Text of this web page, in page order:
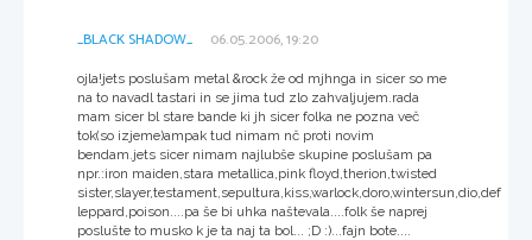
_BLACK SHADOW_ 06.05.2006, 19:20
ojla!jets poslušam metal &rock že od mjhnga in sicer so me
na to navadl tastari in se jima tud zlo zahvaljujem.rada
mam sicer bl stare bande ki jh sicer folka ne pozna več
tok(so izjeme)ampak tud nimam nč proti novim
bendam.jets sicer nimam najlubše skupine poslušam pa
npr.:iron maiden,stara metallica,pink floyd,therion,twisted
sister,slayer,testament,sepultura,kiss,warlock,doro,wintersun,dio,def
leppard,poison....pa še bi uhka naštevala....folk še naprej
poslušte to musko k je ta naj ta bol... ;D :)...fajn bote....